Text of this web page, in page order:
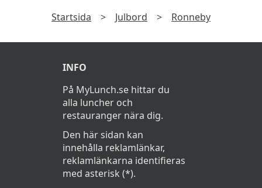
Startsida > Julbord > Ronneby
INFO
På MyLunch.se hittar du
alla luncher och
restauranger nära dig.
Den här sidan kan
innehålla reklamlänkar,
reklamlänkarna identifieras
med asterisk (*).